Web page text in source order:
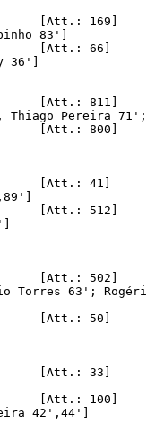
83']
36']
Pereira
Torres 63';
42',44']